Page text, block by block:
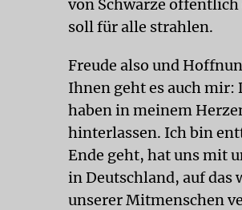
von Schwarze
soll für alle strahlen.
Freude also und
Ihnen geht es auch mir:
haben in meinem
hinterlassen. Ich bin
Ende geht, hat uns mit
in Deutschland, auf das
unserer Mitmenschen